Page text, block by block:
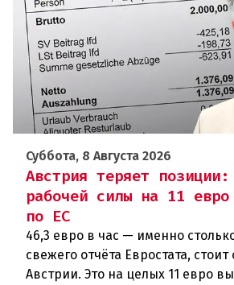
Суббота, 8 Августа 2026
Австрия теряет позиции:
рабочей силы на 11
по ЕС
46,3 евро в час — именно
свежего отчёта Евростата,
Австрии. Это на целых 11 евро